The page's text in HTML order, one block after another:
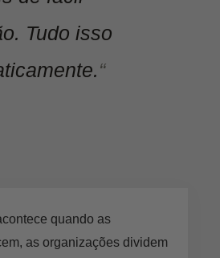
Tudo isso
“
quando as
as organizações dividem